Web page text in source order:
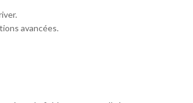
avancées.